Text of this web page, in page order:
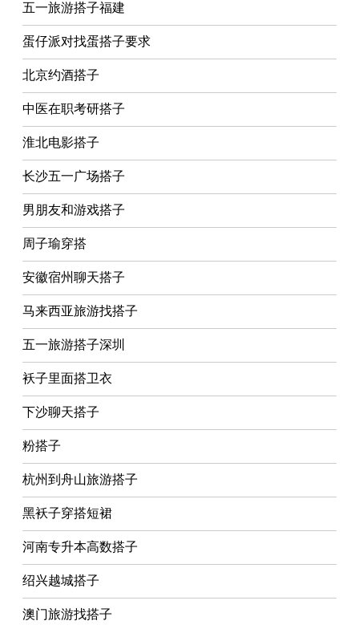
五一旅游搭子福建
蛋仔派对找蛋搭子要求
北京约酒搭子
中医在职考研搭子
淮北电影搭子
长沙五一广场搭子
男朋友和游戏搭子
周子瑜穿搭
安徽宿州聊天搭子
马来西亚旅游找搭子
五一旅游搭子深圳
袄子里面搭卫衣
下沙聊天搭子
粉搭子
杭州到舟山旅游搭子
黑袄子穿搭短裙
河南专升本高数搭子
绍兴越城搭子
澳门旅游找搭子